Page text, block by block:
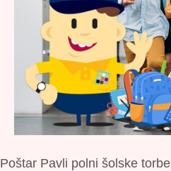
Poštar Pavli polni šolske torbe